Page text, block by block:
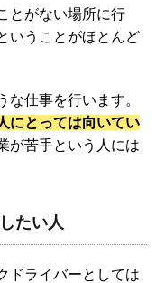
とがない場所に行
いうことがほとんど
な仕事を行います。
にとっては向いてい
が苦手という人には
たい人
ドライバーとしては